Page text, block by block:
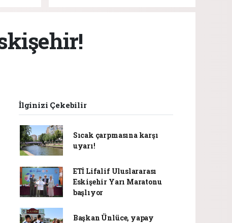
İlginizi Çekebilir
Sıcak çarpmasına karşı
uyarı!
ETİ Lifalif Uluslararası
Eskişehir Yarı Maratonu
başlıyor
Başkan Ünlüce, yapay